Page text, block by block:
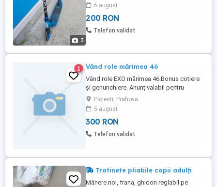
3
6 august
200 RON
Telefon validat
1 Vând role mărimea 46
Vând role EXO mărimea 46.Bonus cotiere
și genunchiere. Anunț valabil pentru
Ploiești și București. Livrare personală.
Ploiesti, Prahova
5 august
300 RON
Telefon validat
Trotinete pliabile copii adulți
Mânere noi, frana, ghidon reglabil pe